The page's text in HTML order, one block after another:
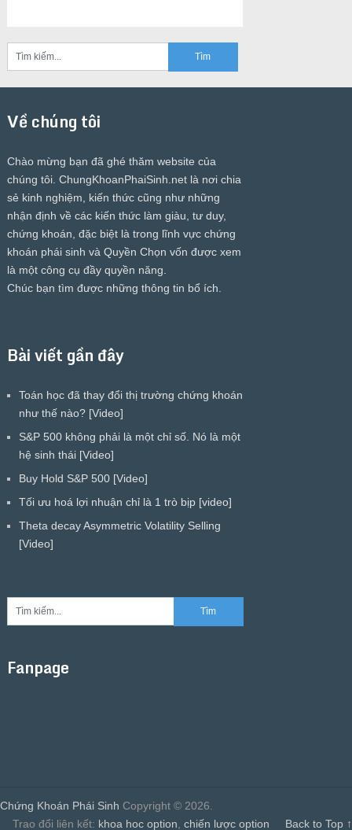
Về chúng tôi
Chào mừng bạn đã ghé thăm website của
chúng tôi. ChungKhoanPhaiSinh.netlà nơi chia
sẻ kinh nghiệm, kiến thức cũng như những
nhận định về các kiến thức làm giàu, tư duy,
chứng khoán, đặc biệt là trong lĩnh vực chứng
khoán phái sinh và Quyền Chọn vốn được xem
là một công cụ đầy quyền năng.
Chúc bạn tìm được những thông tin bổ ích.
Bài viết gần đây
Toán học đã thay đổi thị trường chứng khoán
như thế nào? [Video]
S&P 500 không phải là một chỉ số. Nó là một
hệ sinh thái [Video]
Buy Hold S&P 500 [Video]
Tối ưu hoá lợi nhuận chỉ là 1 trò bịp [video]
Theta decay Asymmetric Volatility Selling
[Video]
Fanpage
Chứng Khoán Phái Sinh Copyright © 2026.
Trao đổi liên kết: khoa hoc option chiến lược option Back to Top ↑